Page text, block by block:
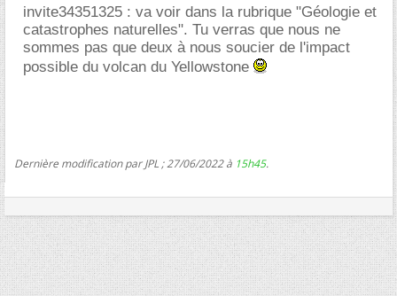
invite34351325 : va voir dans la rubrique "Géologie et
catastrophes naturelles". Tu verras que nous ne
sommes pas que deux à nous soucier de l'impact
possible du volcan du Yellowstone
Dernière modification par JPL ; 27/06/2022 à 15h45.